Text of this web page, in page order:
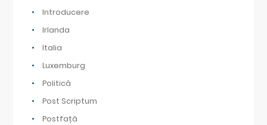
Introducere
Irlanda
Italia
Luxemburg
Politică
Post Scriptum
Postfață